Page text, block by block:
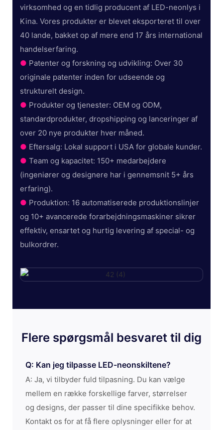
virksomhed og en tidlig producent af LED-neonlys i
Kina. Vores produkter er blevet eksporteret til over
40 lande, bakket op af mere end 17 års international
handelserfaring.
● Patenter og forskning og udvikling: Over 30
originale patenter inden for udseende og
strukturelt design.
● Produkter og tjenester: OEM og ODM,
standardprodukter, dropshipping og lanceringer af
over 20 nye produkter hver måned.
● Eftersalg: Lokal support i USA for globale kunder.
● Team og kapacitet: 150+ medarbejdere
(ingeniører og designere har i gennemsnit 5+ års
erfaring).
● Produktion: 16 automatiserede produktionslinjer
og 10+ avancerede forarbejdningsmaskiner sikrer
effektiv, ensartet og hurtig levering af special- og
bulkordrer.
Flere spørgsmål besvaret til dig
Q: Kan jeg tilpasse LED-neonskiltene?
A: Ja, vi tilbyder fuld tilpasning. Du kan vælge
mellem en række forskellige farver, størrelser
og designs, der passer til dine specifikke behov.
Kontakt os for at få flere oplysninger eller for at